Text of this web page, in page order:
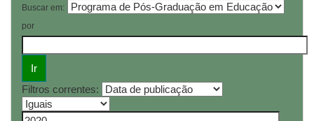
Buscar em:
por
Filtros correntes: